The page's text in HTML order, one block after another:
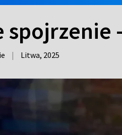
spojrzenie
| Litwa, 2025